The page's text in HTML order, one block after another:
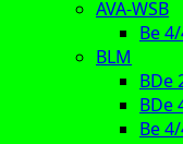
AVA-WSB
Be
BLM
BDe
BDe
Be